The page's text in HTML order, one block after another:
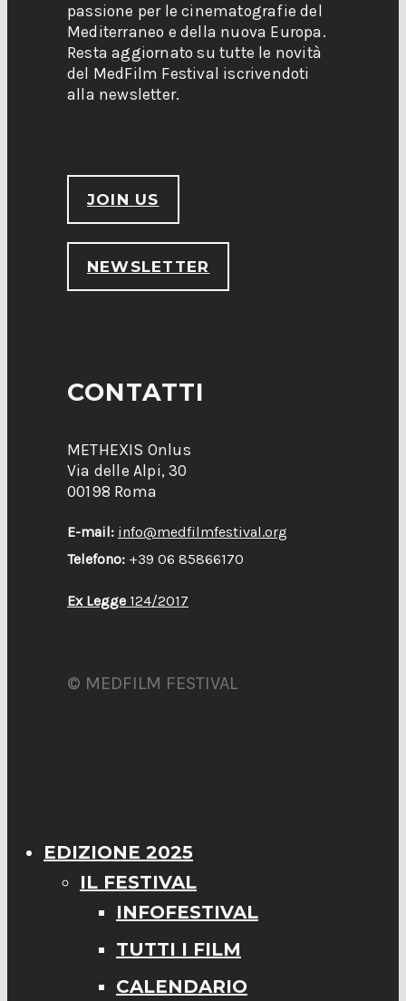
passione per le cinematografie del
Mediterraneo e della nuova Europa.
Resta aggiornato su tutte le novità
del MedFilm Festival iscrivendoti
alla newsletter.
JOIN US
NEWSLETTER
CONTATTI
METHEXIS Onlus
Via delle Alpi, 30
00198 Roma
E-mail: info@medfilmfestival.org
Telefono: +39 06 85866170
Ex Legge 124/2017
© MEDFILM FESTIVAL
EDIZIONE 2025
IL FESTIVAL
INFOFESTIVAL
TUTTI I FILM
CALENDARIO